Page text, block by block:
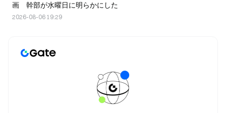
画 幹部が水曜日に明らかにした
2026-08-06 19:29